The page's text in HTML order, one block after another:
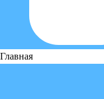
Главная